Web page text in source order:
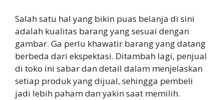
Salah satu hal yang bikin puas belanja di sini
adalah kualitas barang yang sesuai dengan
gambar. Ga perlu khawatir barang yang datang
berbeda dari ekspektasi. Ditambah lagi, penjual
di toko ini sabar dan detail dalam menjelaskan
setiap produk yang dijual, sehingga pembeli
jadi lebih paham dan yakin saat memilih.